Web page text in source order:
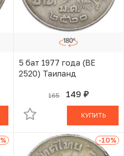
5 бат 1977 года (BE
2520) Таиланд
165 149 руб.
В КОРЗИНЕ
КУПИТЬ
% -10%